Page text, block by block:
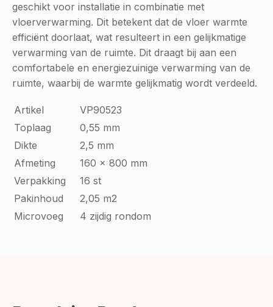
geschikt voor installatie in combinatie met
vloerverwarming. Dit betekent dat de vloer warmte
efficiënt doorlaat, wat resulteert in een gelijkmatige
verwarming van de ruimte. Dit draagt bij aan een
comfortabele en energiezuinige verwarming van de
ruimte, waarbij de warmte gelijkmatig wordt verdeeld.
Artikel
VP90523
Toplaag
0,55 mm
Dikte
2,5 mm
Afmeting
160 x 800 mm
Verpakking
16 st
Pakinhoud
2,05 m2
Microvoeg
4 zijdig rondom